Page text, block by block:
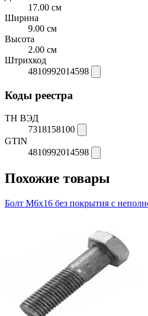
17.00 см
Ширина
9.00 см
Высота
2.00 см
Штрихкод
4810992014598
Коды реестра
ТН ВЭД
7318158100
GTIN
4810992014598
Похожие товары
Болт М6х16 без покрытия с